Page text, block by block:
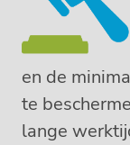
en de
te
lange